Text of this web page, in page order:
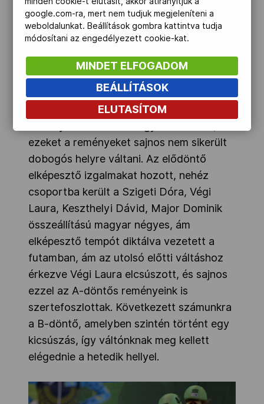
Rövidpályás gyorskorcsolyázóink nagy
ezeket a reményeket sajnos nem sikerült
dobogós helyre váltani. Az elődöntő
elképesztő izgalmakat hozott, nehéz
csoportba került a Szigeti Dóra, Végi
Laura, Keszthelyi Dávid, Major Dominik
összeállítású magyar négyes, ám
elképesztő tempót diktálva vezetett a
futamban, ám az utolsó előtti váltáshoz
érkezve Végi Laura elcsúszott, és sajnos
ezzel az A-döntős reményeink is
szertefoszlottak. Következett számunkra
a B-döntő, amelyben szintén történt egy
kicsúszás, így váltónknak meg kellett
elégednie a hetedik hellyel.
google.com-ra, mert nem tudjuk megjeleníteni a
weboldalunkat. Beállítások gombra kattintva tudja
módosítani az engedélyezett cookie-kat.
MINDET ELFOGADOM
BEÁLLÍTÁSOK
ELUTASÍTOM